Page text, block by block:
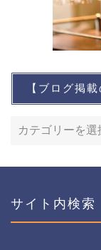
【ブログ掲
サイト内検索